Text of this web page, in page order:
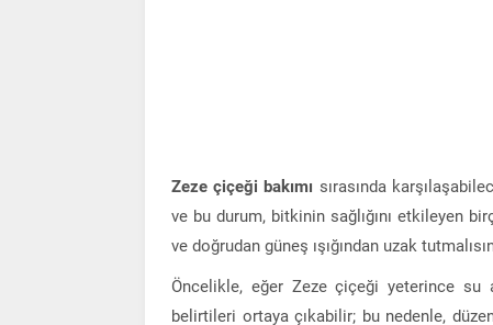
Zeze çiçeği bakımı sırasında
ve bu durum, bitkinin sağlığını etkileyen
ve doğrudan güneş ışığından uzak
Öncelikle, eğer Zeze çiçeği yeterince su
belirtileri ortaya çıkabilir; bu nedenle,